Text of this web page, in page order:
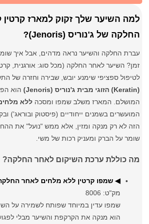
למה השיער שלך זקוק למארז
החלקה של ג'נוריס (Jenoris)?
עברת החלקה והשיער נראה מדהים, אבל איך
זמן? השיער לאחר החלקה (מכל סוג: אורגנית,
לטיפול ספציפי שימנע יובש, שבירה וחזרה של
(Keratin) הזוגי מבית ג'נוריס (Jenoris)
הוא
המושלם. המארז משלב שמפו ומסכהללא
המועשרים בשמנים ייחודיים (פיסטוק ובוראג')
הזה לא רק מנקה ומזין, אלא ממש "נועל" את
שומר על הברק ומעניק רכות של משי.
מה כוללת ערכת השיקום לאחר החלקה?
◀ שמפו קרטין ללא מלחים לאחר החלקה - 500
מק"ט: 8006
שמפו עדין במיוחד שפותח לשמירה על
הוא מנקה את הקרקפת והשיער מבלי